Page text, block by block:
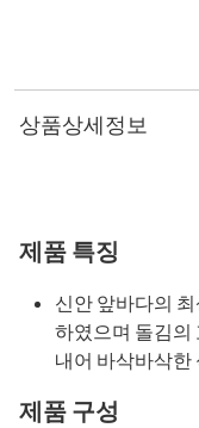
상품상세정보
제품 특징
신안 앞바다의
하였으며 돌김의
내어 바삭바삭한
제품 구성